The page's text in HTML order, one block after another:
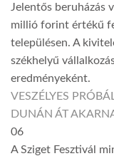
Jelentős beruházás
millió forint értékű
településen. A
székhelyű
eredményeként.
VESZÉLYES
DUNÁN ÁT
06
A Sziget Fesztivál